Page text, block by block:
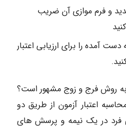
و فرم موازی آن ضریب
آمده را برای ارزیابی اعتبار
روش فرج و زوج مشهور است؟
اعتبار آزمون از طریق دو
فرد در یک نیمه و پرسش های